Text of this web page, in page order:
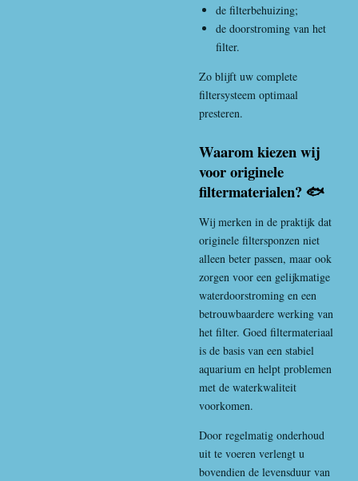
de filterbehuizing;
de doorstroming van het
filter.
Zo blijft uw complete
filtersysteem optimaal
presteren.
Waarom kiezen wij
voor originele
filtermaterialen? 🐟
Wij merken in de praktijk dat
originele filtersponzen niet
alleen beter passen, maar ook
zorgen voor een gelijkmatige
waterdoorstroming en een
betrouwbaardere werking van
het filter. Goed filtermateriaal
is de basis van een stabiel
aquarium en helpt problemen
met de waterkwaliteit
voorkomen.
Door regelmatig onderhoud
uit te voeren verlengt u
bovendien de levensduur van